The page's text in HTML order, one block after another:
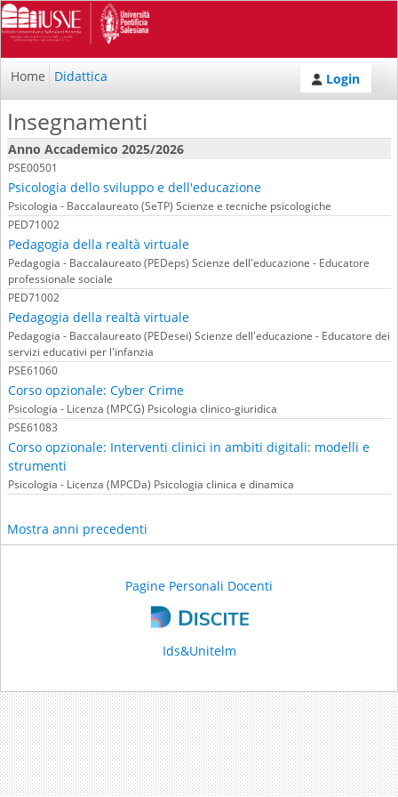
Home Didattica Login
Insegnamenti
Anno Accademico 2025/2026
PSE00501
Psicologia dello sviluppo e dell'educazione
Psicologia - Baccalaureato (SeTP) Scienze e tecniche psicologiche
PED71002
Pedagogia della realtà virtuale
Pedagogia - Baccalaureato (PEDeps) Scienze dell'educazione - Educatore
professionale sociale
PED71002
Pedagogia della realtà virtuale
Pedagogia - Baccalaureato (PEDesei) Scienze dell'educazione - Educatore dei
servizi educativi per l'infanzia
PSE61060
Corso opzionale: Cyber Crime
Psicologia - Licenza (MPCG) Psicologia clinico-giuridica
PSE61083
Corso opzionale: Interventi clinici in ambiti digitali: modelli e
strumenti
Psicologia - Licenza (MPCDa) Psicologia clinica e dinamica
Mostra anni precedenti
Pagine Personali Docenti
Ids&Unitelm